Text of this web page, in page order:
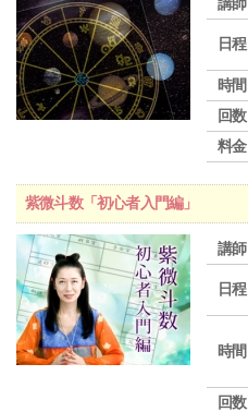
講師
日程
時間
回数
料金
紫微斗数「初心者入門編」
講師
日程
時間
回数